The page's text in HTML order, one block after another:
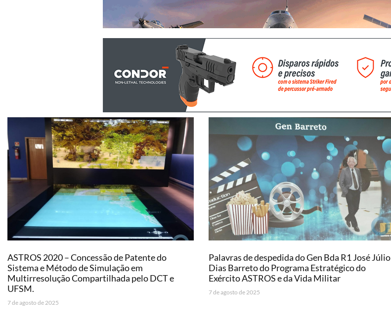
ASTROS 2020 – Concessão de Patente do
Sistema e Método de Simulação em
Multirresolução Compartilhada pelo DCT e
UFSM.
7 de agosto de 2025
Palavras de despedida do Gen Bda R1 José Júlio
Dias Barreto do Programa Estratégico do
Exército ASTROS e da Vida Militar
7 de agosto de 2025